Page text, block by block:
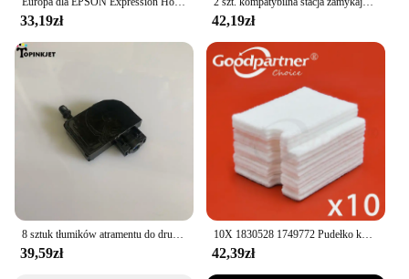
33,19zł 42,19zł
39,59zł
10X 1830528 1749772 Pudełko konserwacyjne Porowata podkładka do EPSON L3100 L3101 L3110 L3115 L3116 L3150 L3151 L3156 L3158 L3160 L3165 L5190
42,39zł